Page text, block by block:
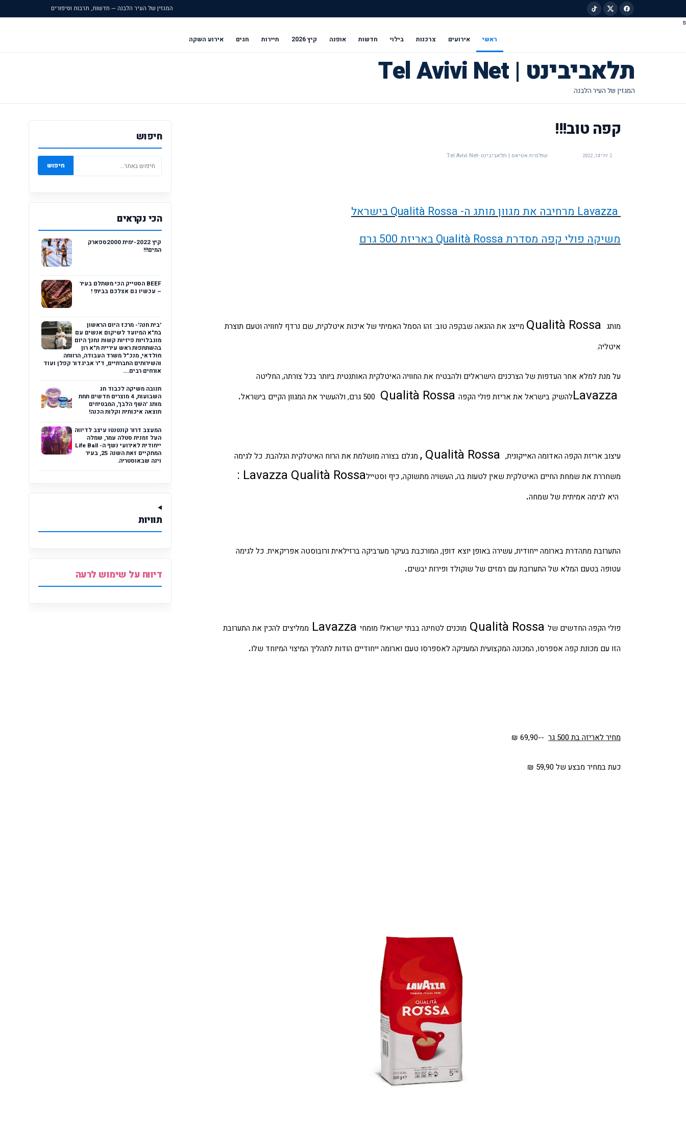
המגזין של העיר הלבנה — חדשות, תרבות וסיפורים
s
ראשי אירועים צרכנות בילוי חדשות אופנה קיץ 2026 תיירות חגים אירוע השקה
תלאביבינט | Tel Avivi Net
קפה טוב!!!
יולי 14, 2022 שולמית אטיאס | תלאביבינט -Tel Avivi Net
Lavazza מרחיבה את מגוון מותג ה- Qualità Rossaבישראל
משיקה פולי קפה מסדרתQualità Rossaבאריזת 500 גרם
מותג Qualità Rossa מייצג את ההנאה שבקפה טוב: זהו הסמל האמיתי של איכות איטלקית, שם נרדף לחוויה וטעם תוצרת
איטליה.
על מנת למלא אחר העדפות של הצרכנים הישראלים ולהבטיח את החוויה האיטלקית האותנטית ביותר בכל צורתה, החליטה
Lavazzaלהשיק בישראל את אריזת פולי הקפה Qualità Rossa 500 גרם, ולהעשיר את המגוון הקיים בישראל .
עיצוב אריזת הקפה האדומה האייקונית, , Qualità Rossaמגלם בצורה מושלמת את הרוח האיטלקית הנלהבת. כל לגימה
משחררת את שמחת החיים האיטלקית שאין לטעות בה, העשויה מתשוקה, כיף וסטייל: Lavazza Qualità Rossa
היא לגימה אמיתית של שמחה.
התערובת מתהדרת בארומה ייחודית, עשירה באופן יוצא דופן, המורכבת בעיקר מערביקה ברזילאית ורובוסטה אפריקאית. כל לגימה
עטופה בטעם המלא של התערובת עם רמזים של שוקולד ופירות יבשים.
פולי הקפה החדשים של Qualità Rossa מוכנים לטחינה בבתי ישראל! מומחי Lavazza ממליצים להכין את התערובת
הזו עם מכונת קפה אספרסו, המכונה המקצועית המעניקה לאספרסו טעם וארומה ייחודיים הודות לתהליך המיצוי המיוחד שלו.
מחיר לאריזה בת 500 גר --69,90 ₪
כעת במחיר מבצע של 59,90 ₪
חיפוש
חיפוש
הכי נקראים
קיץ 2022-ימית 2000ספארק
המים!!!
BEEF הסטייק הכי משתלם בעיר
– עכשיו גם אצלכם בבית! !
'בית חנה'- מרכז היום הראשון
בת"א המיועד לשיקום אנשים עם
מוגבלויות פיזיות קשות נחנך היום
בהשתתפות ראש עיריית ת"א רון
חולדאי, מנכ"ל משרד העבודה, הרווחה
והשירותים החברתיים, ד"ר אביגדור קפלן ועוד
אורחים רבים....
תנובה משיקה לכבוד חג
השבועות, 4 מוצרים חדשים תחת
מותג 'השף הלבן', המבטיחים
תוצאה איכותית וקלות הכנה!
המעצב דרור קונטנטו עיצב לדיווה
העל זמנית סטלה עמר, שמלה
ייחודית לאירועי נשף ה- Life Ball
המתקיים זאת השנה 25, בעיר
וינה שבאוסטריה.
תוויות
דיווח על שימוש לרעה